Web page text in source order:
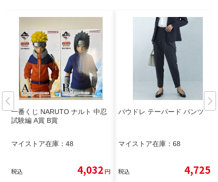
一番くじ NARUTO ナルト 中忍
試験編 A賞 B賞
マイストア在庫： 48
税込 4,032円
パウドレ テーパード パンツ
マイストア在庫： 68
税込 4,725